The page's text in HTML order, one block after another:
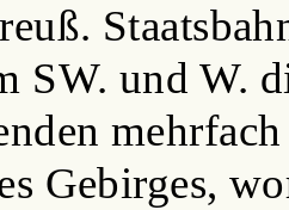
SW. und W.
Gebirges,